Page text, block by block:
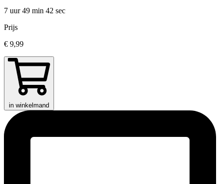
7 uur 49 min 42 sec
Prijs
€ 9,99
in winkelmand